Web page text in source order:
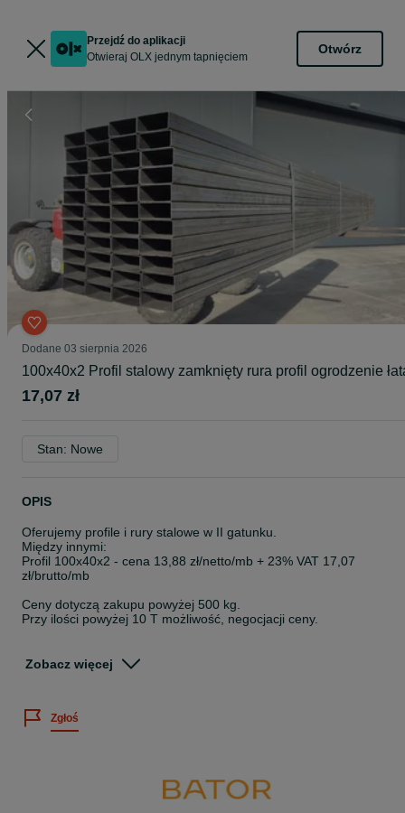
Przejdź do aplikacji
Otwieraj OLX jednym tapnięciem
Otwórz
Dodane 03 sierpnia 2026
100x40x2 Profil stalowy zamknięty rura profil ogrodzenie
17,07 zł
Stan: Nowe
OPIS
Oferujemy profile i rury stalowe w II gatunku.
Między innymi:
Profil 100x40x2 - cena 13,88 zł/netto/mb + 23% VAT 17,07
zł/brutto/mb
Ceny dotyczą zakupu powyżej 500 kg.
Przy ilości powyżej 10 T możliwość, negocjacji ceny.
tel. 723_61_86_16
tel. 732_90_90_70
- blachy dachowe w II gatunku
- używane konstrukcje stalowe
Zobacz więcej
Zgłoś